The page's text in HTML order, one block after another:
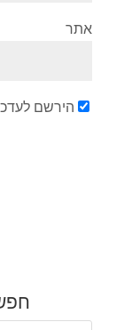
אתר
הירשם